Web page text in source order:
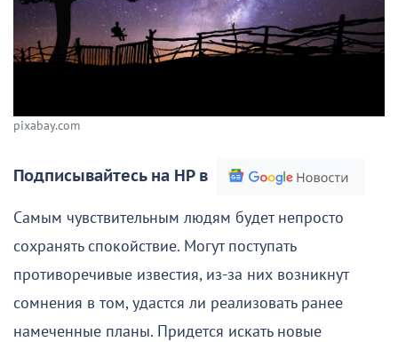
pixabay.com
Подписывайтесь на НР в
Самым чувствительным людям будет непросто
сохранять спокойствие. Могут поступать
противоречивые известия, из-за них возникнут
сомнения в том, удастся ли реализовать ранее
намеченные планы. Придется искать новые